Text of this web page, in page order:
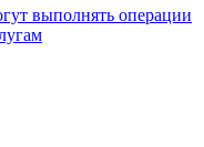
выполнять операции